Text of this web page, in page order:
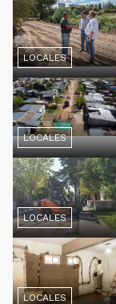
LOCALES
LOCALES
LOCALES
LOCALES